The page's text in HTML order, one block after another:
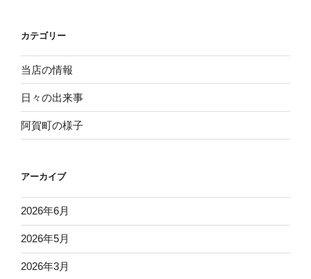
ン
カテゴリー
当店の情報
日々の出来事
阿賀町の様子
アーカイブ
2026年6月
2026年5月
2026年3月